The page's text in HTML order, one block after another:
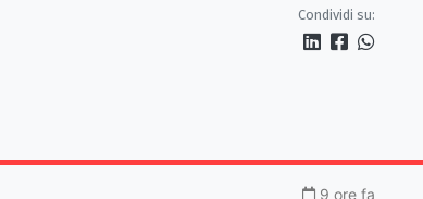
Condividi su:
9 ore fa